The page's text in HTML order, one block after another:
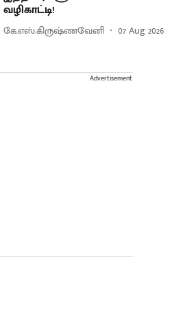
வழிகாட்டி!
கே.எஸ்.கிருஷ்ணவேனி 07 Aug 2026
Advertisement